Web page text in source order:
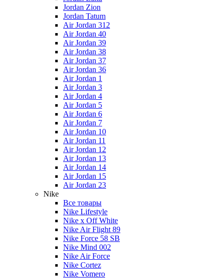
Jordan Zion
Jordan Tatum
Air Jordan 312
Air Jordan 40
Air Jordan 39
Air Jordan 38
Air Jordan 37
Air Jordan 36
Air Jordan 1
Air Jordan 3
Air Jordan 4
Air Jordan 5
Air Jordan 6
Air Jordan 7
Air Jordan 10
Air Jordan 11
Air Jordan 12
Air Jordan 13
Air Jordan 14
Air Jordan 15
Air Jordan 23
Nike
Все товары
Nike Lifestyle
Nike x Off White
Nike Air Flight 89
Nike Force 58 SB
Nike Mind 002
Nike Air Force
Nike Cortez
Nike Vomero